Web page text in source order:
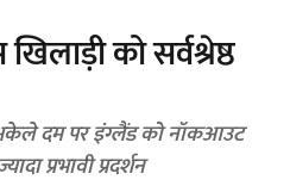
को सर्वश्रेष्ठ
दम पर इंग्लैंड को नॉकआउट
प्रभावी प्रदर्शन